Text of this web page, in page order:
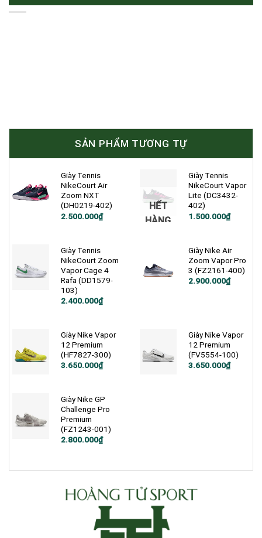
SẢN PHẨM TƯƠNG TỰ
Giày Tennis
NikeCourt Air
Zoom NXT
(DH0219-402)
Giá
2.500.000₫
Giá
2.500.000₫.
HẾT
HÀNG
Giày Tennis
NikeCourt Vapor
Lite (DC3432-
402)
Giá
1.500.000₫
Giá
1.500.000₫.
Giày Tennis
NikeCourt Zoom
Vapor Cage 4
Rafa (DD1579-
103)
Giá
2.400.000₫
Giá
2.400.000₫.
Giày Nike Air
Zoom Vapor Pro
3 (FZ2161-400)
2.900.000₫
Giày Nike Vapor
12 Premium
(HF7827-300)
Giá
3.650.000₫
Giá
3.650.000₫.
Giày Nike Vapor
12 Premium
(FV5554-100)
3.650.000₫
Giày Nike GP
Challenge Pro
Premium
(FZ1243-001)
2.800.000₫